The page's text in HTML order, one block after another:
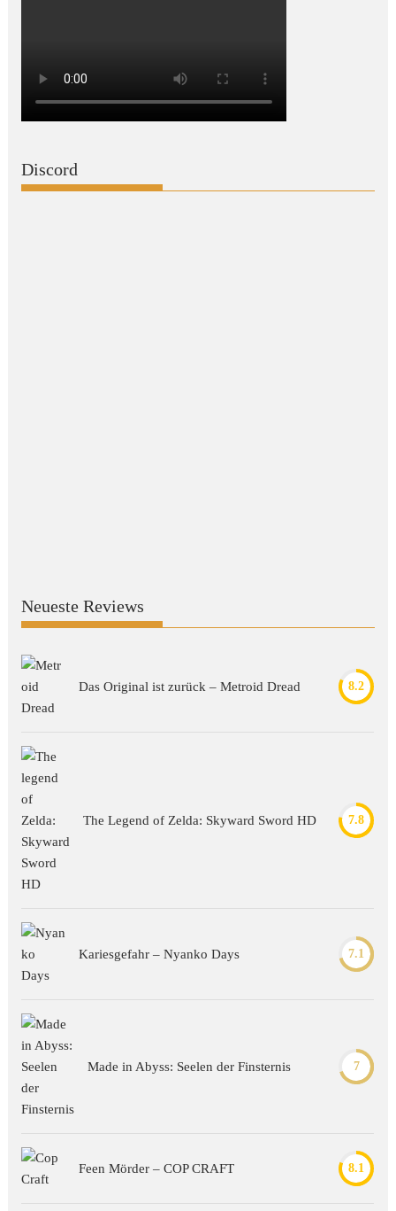
Discord
Neueste Reviews
Das Original ist zurück – Metroid Dread 8.2
The Legend of Zelda: Skyward Sword HD 7.8
Kariesgefahr – Nyanko Days 7.1
Made in Abyss: Seelen der Finsternis 7
Feen Mörder – COP CRAFT 8.1